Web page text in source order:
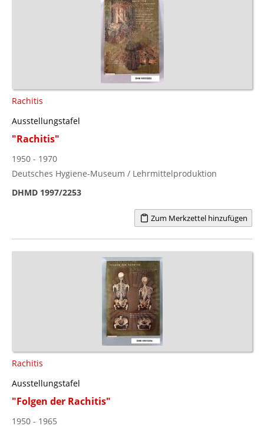
Rachitis
Ausstellungstafel
"Rachitis"
1950 - 1970
Deutsches Hygiene-Museum / Lehrmittelproduktion
DHMD 1997/2253
Zum Merkzettel hinzufügen
Rachitis
Ausstellungstafel
"Folgen der Rachitis"
1950 - 1965